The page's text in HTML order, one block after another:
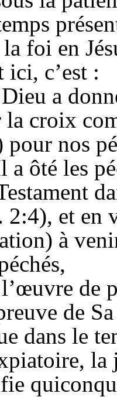
foi en
ici, c’est :
a donné
croix
nos
les
2:4), et en
à
de
de
le
la